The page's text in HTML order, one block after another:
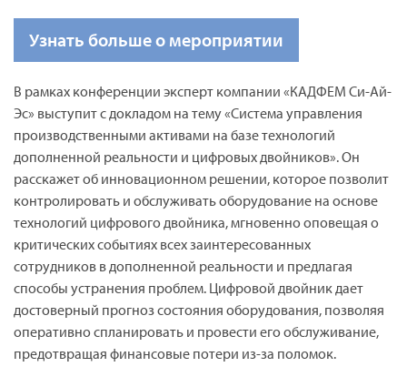
Узнать больше о мероприятии
В рамках конференции эксперт компании «КАДФЕМ Си-Ай-
Эс» выступит с докладом на тему «Система управления
производственными активами на базе технологий
дополненной реальности и цифровых двойников». Он
расскажет об инновационном решении, которое позволит
контролировать и обслуживать оборудование на основе
технологий цифрового двойника, мгновенно оповещая о
критических событиях всех заинтересованных
сотрудников в дополненной реальности и предлагая
способы устранения проблем. Цифровой двойник дает
достоверный прогноз состояния оборудования, позволяя
оперативно спланировать и провести его обслуживание,
предотвращая финансовые потери из-за поломок.